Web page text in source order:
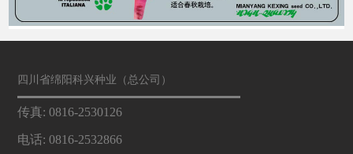
四川省绵阳科兴种业（总公司）
传真: 0816-2530126
电话: 0816-2532866